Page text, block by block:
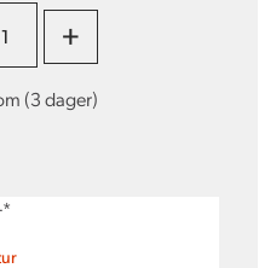
+
(3dager)